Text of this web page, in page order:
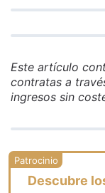
Este artículo
contratas a
ingresos sin
Descubre